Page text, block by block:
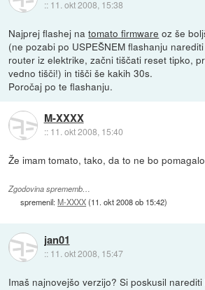
:: 11. okt 2008, 15:38
Najprej flashej natomato firmware oz še
(ne pozabi po USPEŠNEM flashanju
router iz elektrike, začni tiščati reset tipko,
vedno tišči!) in tišči še kakih 30s.
Poročaj po te flashanju.
M-XXXX
:: 11. okt 2008, 15:40
Že imam tomato, tako, da to ne bo
Zgodovina sprememb…
spremenil:M-XXXX(11. okt 2008 ob 15:42)
jan01
:: 11. okt 2008, 15:47
Imaš najnovejšo verzijo? Si poskusil